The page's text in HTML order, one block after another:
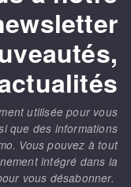
utilisée pour vous
que des informations
Vous pouvez à tout
intégré dans la
vous désabonner.